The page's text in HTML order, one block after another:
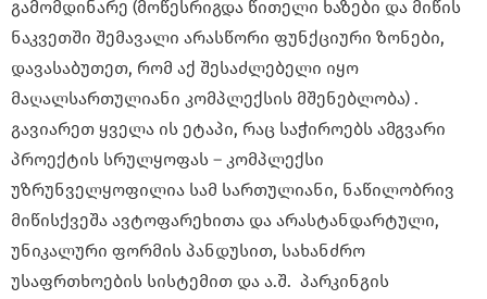
გამომდინარე (მოწესრიგდა წითელი ხაზები და მიწის
ნაკვეთში შემავალი არასწორი ფუნქციური ზონები,
დავასაბუთეთ, რომ აქ შესაძლებელი იყო
მაღალსართულიანი კომპლექსის მშენებლობა) .
გავიარეთ ყველა ის ეტაპი, რაც საჭიროებს ამგვარი
პროექტის სრულყოფას – კომპლექსი
უზრუნველყოფილია სამ სართულიანი, ნაწილობრივ
მიწისქვეშა ავტოფარეხითა და არასტანდარტული,
უნიკალური ფორმის პანდუსით, სახანძრო
უსაფრთხოების სისტემით და ა.შ. პარკინგის